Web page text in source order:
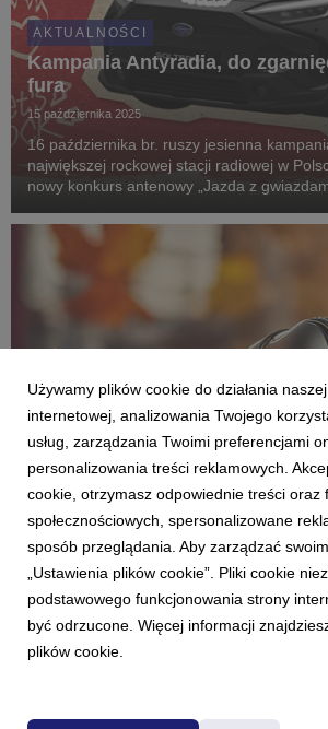
AKTUALNOŚCI
Kampania Antyradia, do
fura
15 października 2025
16 października br. ruszy jesienna
największej rockowej stacji radiowej w
nowy konkurs antenowy „Jazda z
nośniki reklamy zewnętrznej, internet, w
AKTUALNOŚCI
Jesienne ramówki stacji Grupy
Meloradio stacją dla młodych
2 września 2024
2 września w stacjach Grupy Eurozet
ramówki. Radio ZET, Radio TOK FM,
Pogoda, Rock Radio i Chillizet powróciły do
Używamy plików cookie do działania
internetowej, analizowania Twojego
usług, zarządzania Twoimi preferencjami
personalizowania treści reklamowych.
cookie, otrzymasz odpowiednie treści oraz
społecznościowych, spersonalizowane
sposób przeglądania. Aby zarządzać
„Ustawienia plików cookie”. Pliki cookie
podstawowego funkcjonowania strony
być odrzucone. Więcej informacji
plików cookie.